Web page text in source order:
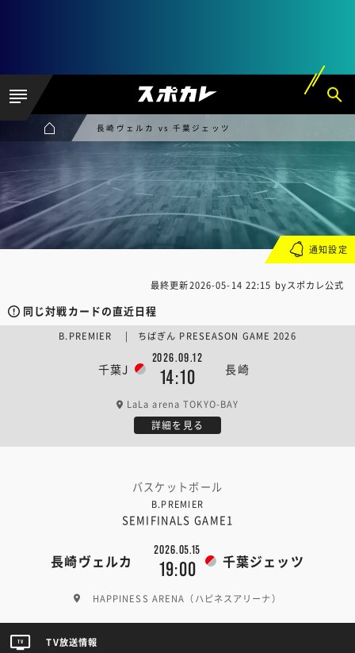
長崎ヴェルカ vs 千葉ジェッツ
最終更新2026-05-14 22:15 byスポカレ公式
同じ対戦カードの直近日程
千葉J
2026.09.12
14:10 長崎
B.PREMIER | ちばぎん PRESEASON GAME 2026
LaLa arena TOKYO-BAY
詳細を見る
バスケットボール
B.PREMIER
SEMIFINALS GAME1
長崎ヴェルカ
2026.05.15
19:00 千葉ジェッツ
HAPPINESS ARENA（ハピネスアリーナ）
通知設定
TV放送情報